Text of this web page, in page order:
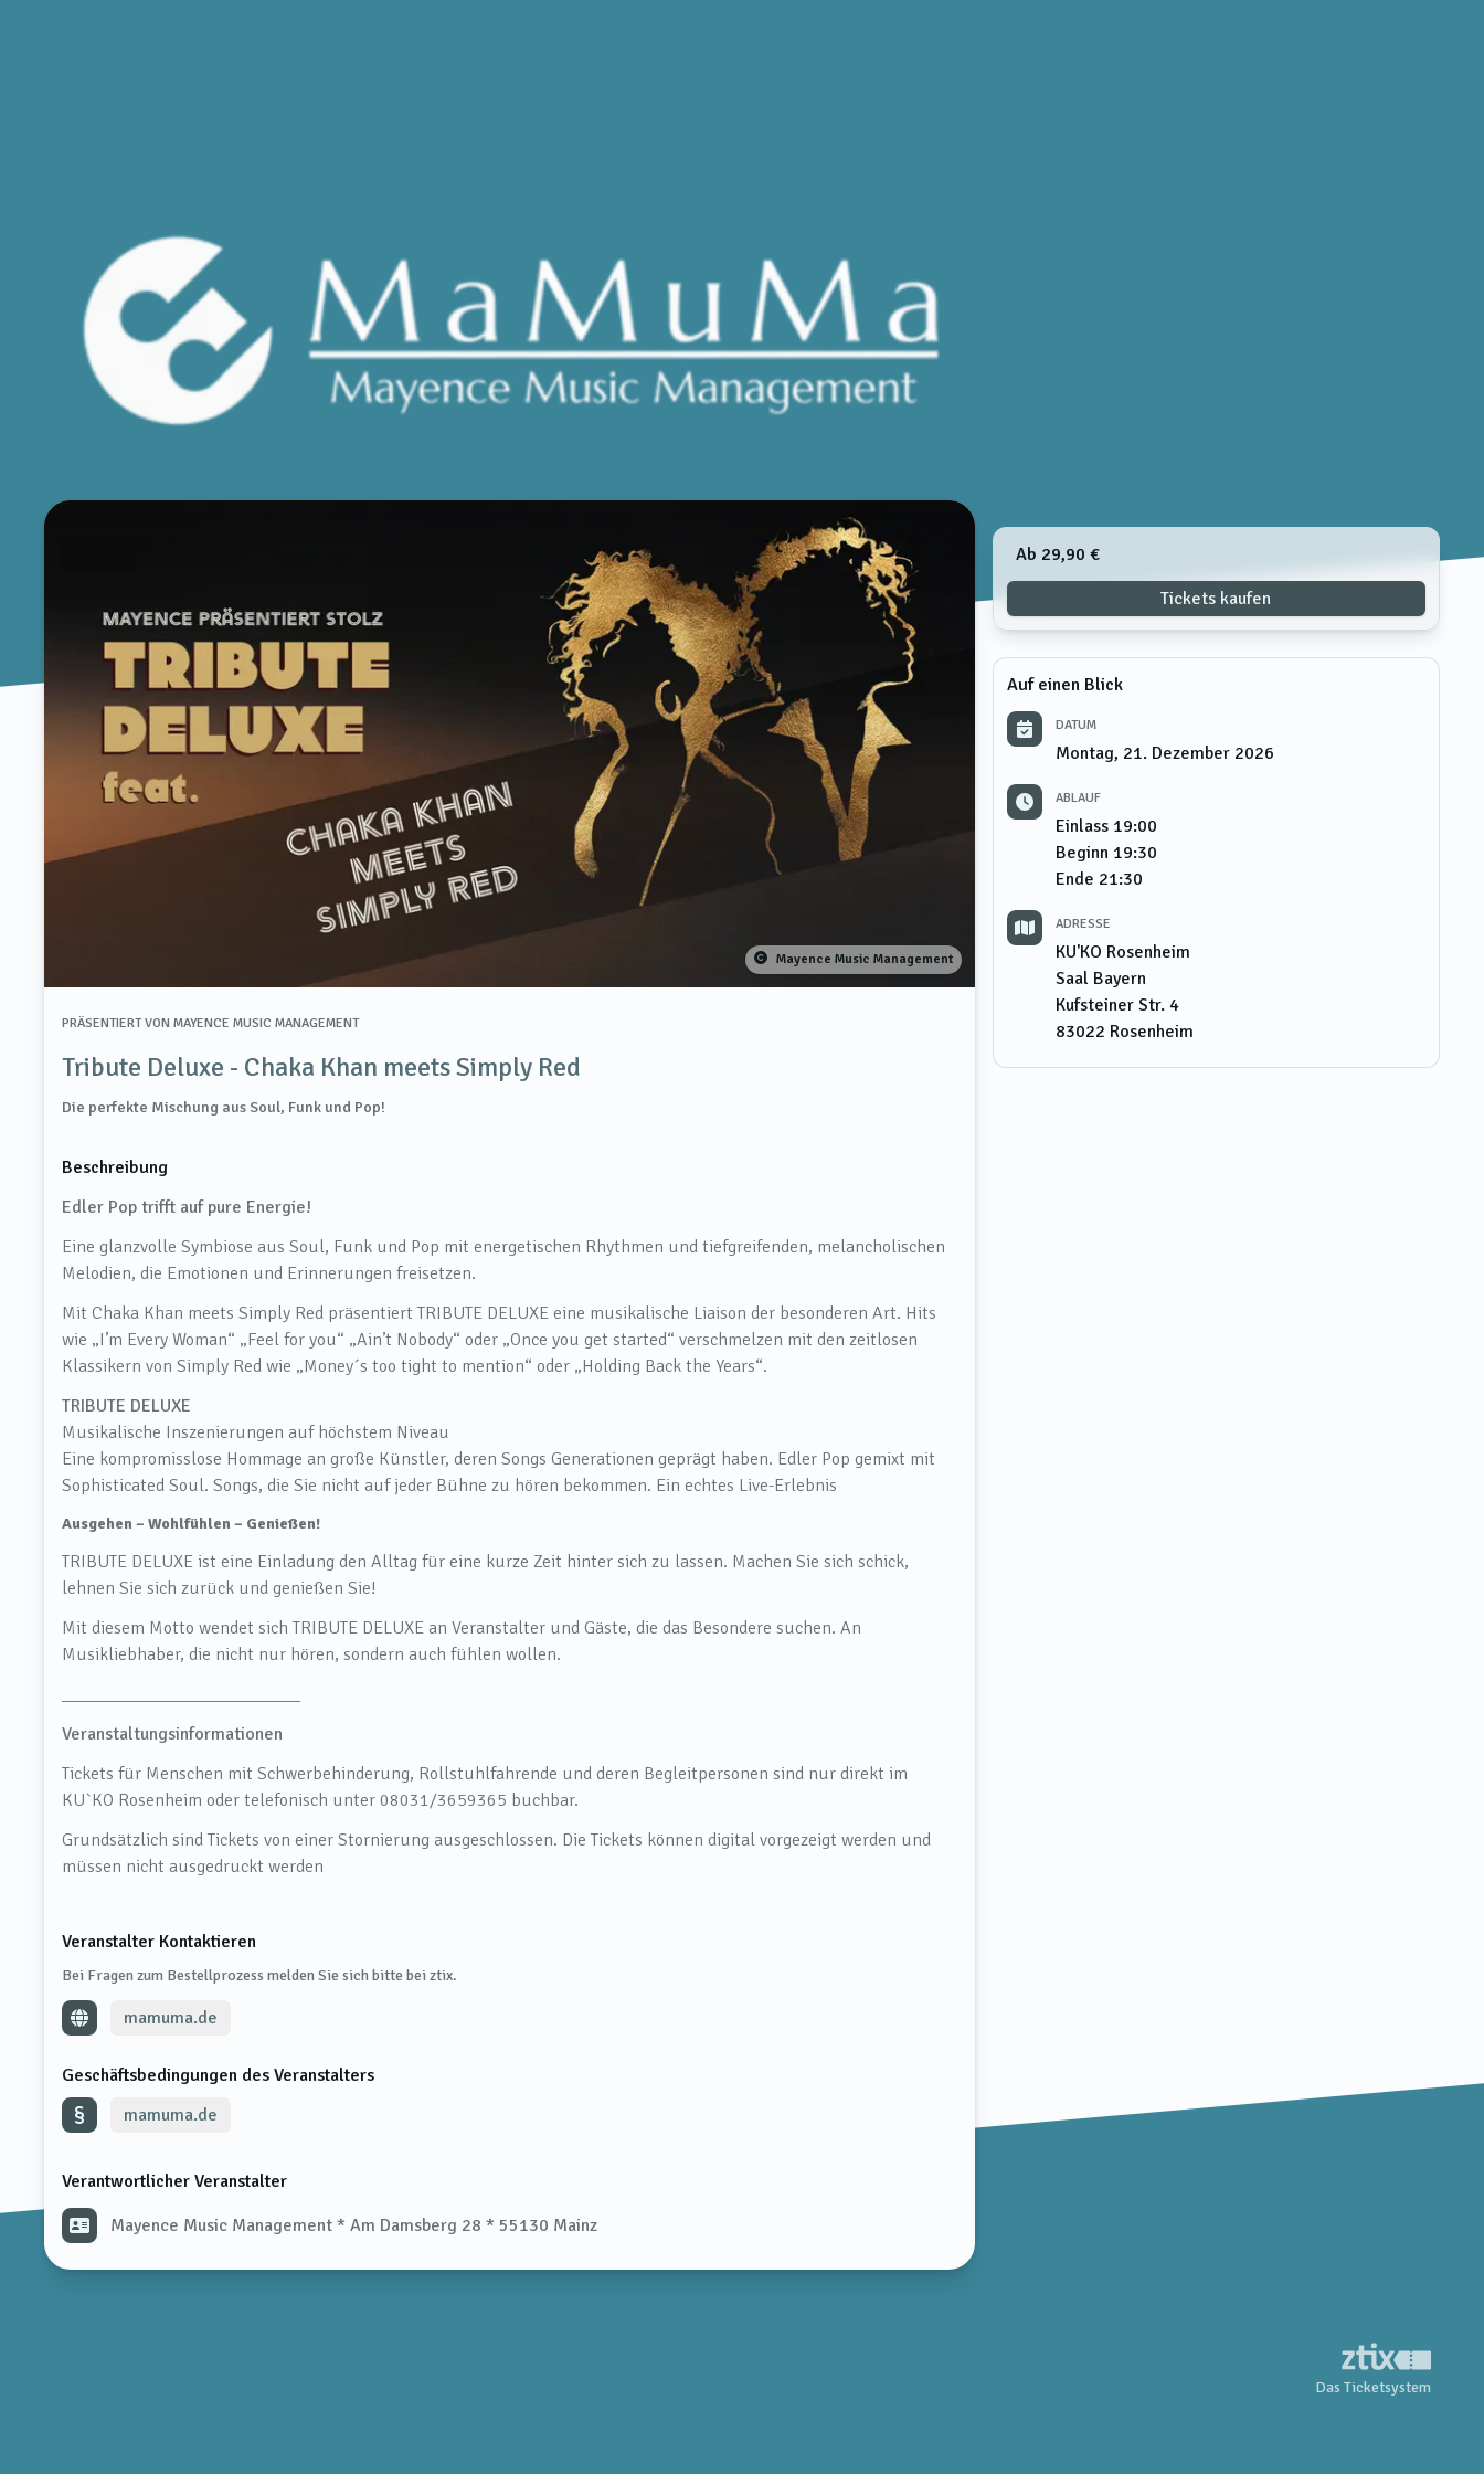
Mayence Music Management
PRÄSENTIERT VON MAYENCE MUSIC MANAGEMENT
Tribute Deluxe - Chaka Khan meets Simply Red
Die perfekte Mischung aus Soul, Funk und Pop!
Beschreibung
Edler Pop trifft auf pure Energie!
Eine glanzvolle Symbiose aus Soul, Funk und Pop mit energetischen Rhythmen und tiefgreifenden, melancholischen
Melodien, die Emotionen und Erinnerungen freisetzen.
Mit Chaka Khan meets Simply Red präsentiert TRIBUTE DELUXE eine musikalische Liaison der besonderen Art. Hits
wie „I’m Every Woman“ „Feel for you“ „Ain’t Nobody“ oder „Once you get started“ verschmelzen mit den zeitlosen
Klassikern von Simply Red wie „Money´s too tight to mention“ oder „Holding Back the Years“.
TRIBUTE DELUXE
Musikalische Inszenierungen auf höchstem Niveau
Eine kompromisslose Hommage an große Künstler, deren Songs Generationen geprägt haben. Edler Pop gemixt mit
Sophisticated Soul. Songs, die Sie nicht auf jeder Bühne zu hören bekommen. Ein echtes Live-Erlebnis
Ausgehen – Wohlfühlen – Genießen!
TRIBUTE DELUXE ist eine Einladung den Alltag für eine kurze Zeit hinter sich zu lassen. Machen Sie sich schick,
lehnen Sie sich zurück und genießen Sie!
Mit diesem Motto wendet sich TRIBUTE DELUXE an Veranstalter und Gäste, die das Besondere suchen. An
Musikliebhaber, die nicht nur hören, sondern auch fühlen wollen.
Veranstaltungsinformationen
Tickets für Menschen mit Schwerbehinderung, Rollstuhlfahrende und deren Begleitpersonen sind nur direkt im
KU`KO Rosenheim oder telefonisch unter 08031/3659365 buchbar.
Grundsätzlich sind Tickets von einer Stornierung ausgeschlossen. Die Tickets können digital vorgezeigt werden und
müssen nicht ausgedruckt werden
Veranstalter Kontaktieren
Bei Fragen zum Bestellprozess melden Sie sich bitte bei ztix.
mamuma.de
Geschäftsbedingungen des Veranstalters
mamuma.de
Verantwortlicher Veranstalter
Mayence Music Management * Am Damsberg 28 * 55130 Mainz
Ab 29,90 €
Tickets kaufen
Auf einen Blick
DATUM
Montag, 21. Dezember 2026
ABLAUF
Einlass 19:00
Beginn 19:30
Ende 21:30
ADRESSE
KU'KO Rosenheim
Saal Bayern
Kufsteiner Str. 4
83022 Rosenheim
Das Ticketsystem